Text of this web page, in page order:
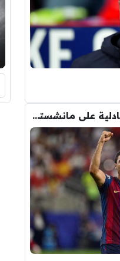
برشلونة يعرض صفقة تبادلية على مانشستر سيتي